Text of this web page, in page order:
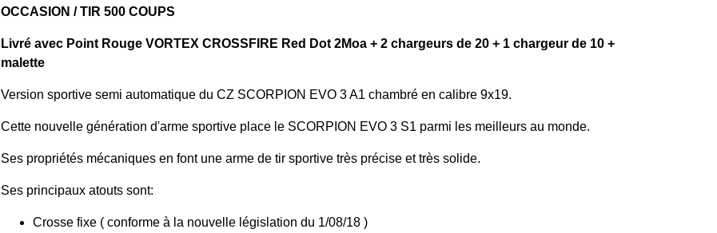
OCCASION / TIR 500 COUPS
Livré avec Point Rouge VORTEX CROSSFIRE Red Dot 2Moa + 2 chargeurs de 20 + 1 chargeur de 10 +
malette
Version sportive semi automatique du CZ SCORPION EVO 3 A1 chambré en calibre 9x19.
Cette nouvelle génération d'arme sportive place le SCORPION EVO 3 S1 parmi les meilleurs au monde.
Ses propriétés mécaniques en font une arme de tir sportive très précise et très solide.
Ses principaux atouts sont:
Crosse fixe ( conforme à la nouvelle législation du 1/08/18 )